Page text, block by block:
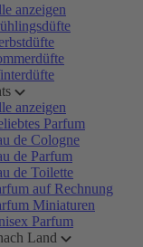
anzeigen
anzeigen
Parfum
de Cologne
de Parfum
de Toilette
auf Rechnung
Miniaturen
Parfum
Land